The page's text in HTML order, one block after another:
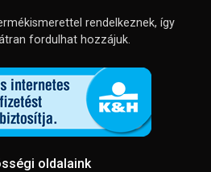
rendelkeznek, így
fordulhat hozzájuk.
oldalaink